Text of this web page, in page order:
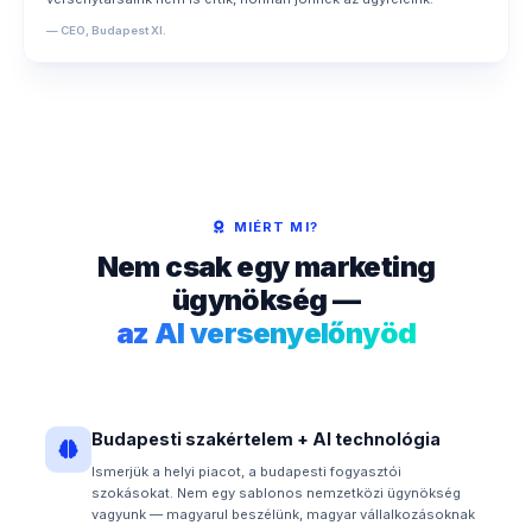
— CEO, Budapest XI.
MIÉRT MI?
Nem csak egy marketing
ügynökség —
az AI versenyelőnyöd
Budapesti szakértelem + AI technológia
Ismerjük a helyi piacot, a budapesti fogyasztói
szokásokat. Nem egy sablonos nemzetközi ügynökség
vagyunk — magyarul beszélünk, magyar vállalkozásoknak